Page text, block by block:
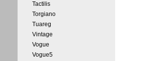
Tactilis
Torgiano
Tuareg
Vintage
Vogue
Vogue5